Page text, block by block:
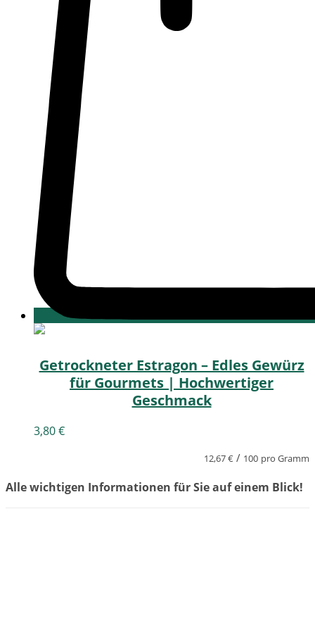
Getrockneter Estragon – Edles Gewürz
für Gourmets | Hochwertiger
Geschmack
3,80€
12,67€ / 100 pro Gramm
Alle wichtigen Informationen für Sie auf einem Blick!